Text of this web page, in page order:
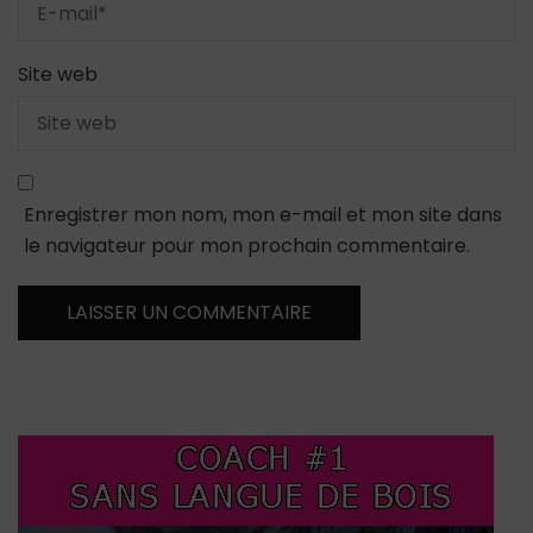
Site web
Enregistrer mon nom, mon e-mail et mon site dans
le navigateur pour mon prochain commentaire.